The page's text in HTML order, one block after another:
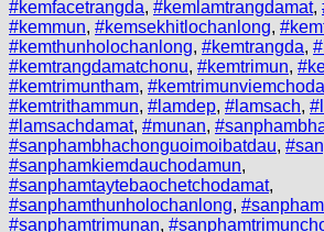
#kemfacetrangda, #kemlamtrangdamat,
#kemmun, #kemsekhitlochanlong,
#kemthunholochanlong, #kemtrangda,
#kemtrangdamatchonu, #kemtrimun,
#kemtrimuntham,
#kemtrithammun, #lamdep, #lamsach,
#lamsachdamat, #munan,
#sanphambhachonguoimoibatdau,
#sanphamkiemdauchodamun,
#sanphamtaytebaochetchodamat,
#sanphamthunholochanlong,
#sanphamtrimunan,